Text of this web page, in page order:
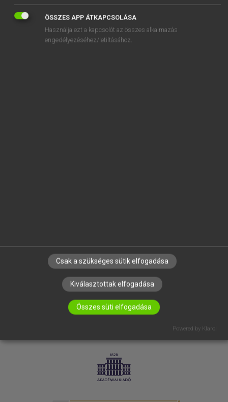
SZOTAR.NET APPLIKÁCIÓ
IRATKOZZ FEL HÍRLEVELÜNKRE!
ÖSSZES APP ÁTKAPCSOLÁSA
Használja ezt a kapcsolót az összes alkalmazás
engedélyezéséhez/letiltásához.
Csak a szükséges sütik elfogadása
Kiválasztottak elfogadása
Összes süti elfogadása
Powered by Klaro!